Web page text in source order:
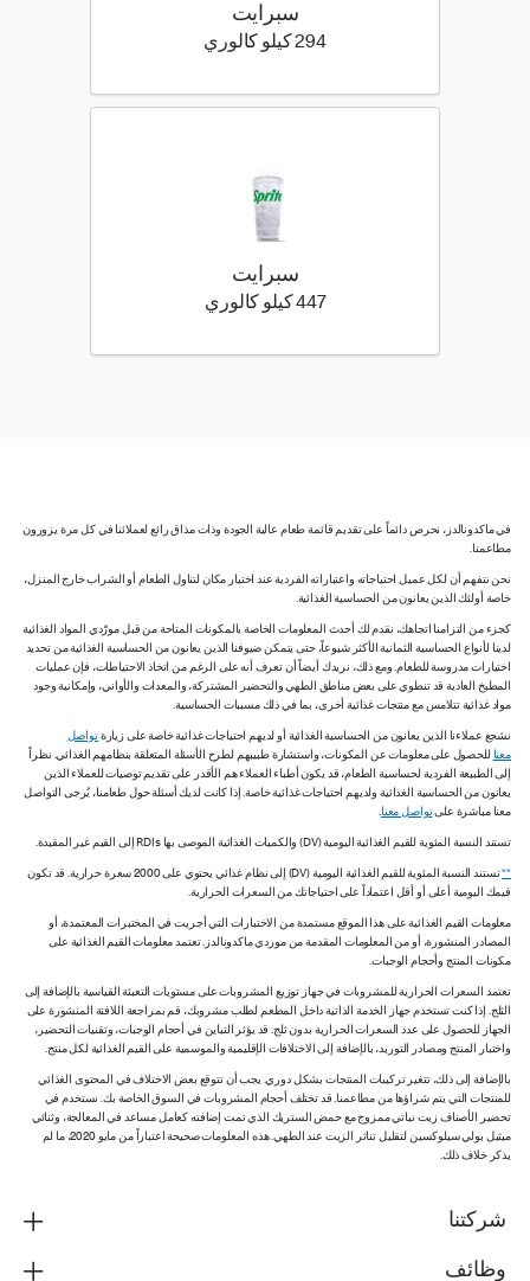
سبرايت
294 كيلو كالوري 294 كيلو سعرة حرارية
سبرايت
447 كيلو كالوري 447 كيلو سعرة حرارية
في ماكدونالدز، نحرص دائماً على تقديم قائمة طعام عالية الجودة وذات مذاق رائع لعملائنا في كل مرة يزورون
مطاعمنا.
نحن نتفهم أن لكل عميل احتياجاته واعتباراته الفردية عند اختيار مكان لتناول الطعام أو الشراب خارج المنزل،
خاصة أولئك الذين يعانون من الحساسية الغذائية.
كجزء من التزامنا اتجاهك، نقدم لك أحدث المعلومات الخاصة بالمكونات المتاحة من قبل مورّدي المواد الغذائية
لدينا لأنواع الحساسية الثمانية الأكثر شيوعاً، حتى يتمكن ضيوفنا الذين يعانون من الحساسية الغذائية من تحديد
اختيارات مدروسة للطعام. ومع ذلك، نريدك أيضاً أن تعرف أنه على الرغم من اتخاذ الاحتياطات، فإن عمليات
المطبخ العادية قد تنطوي على بعض مناطق الطهي والتحضير المشتركة، والمعدات والأواني، وإمكانية وجود
مواد غذائية تتلامس مع منتجات غذائية أخرى، بما في ذلك مسببات الحساسية.
نشجع عملاءنا الذين يعانون من الحساسية الغذائية أو لديهم احتياجات غذائية خاصة على زيارةتواصل
معنا للحصول على معلومات عن المكونات، واستشارة طبيبهم لطرح الأسئلة المتعلقة بنظامهم الغذائي. نظراً
إلى الطبيعة الفردية لحساسية الطعام، قد يكون أطباء العملاء هم الأقدر على تقديم توصيات للعملاء الذين
يعانون من الحساسية الغذائية ولديهم احتياجات غذائية خاصة. إذا كانت لديك أسئلة حول طعامنا، يُرجى التواصل
معنا مباشرة علىتواصل معنا.
تستند النسبة المئوية للقيم الغذائية اليومية (DV) والكميات الغذائية الموصى بها RDIs إلى القيم غير المقيدة.
**
تستند النسبة المئوية للقيم الغذائية اليومية (DV) إلى نظام غذائي يحتوي على 2000 سعرة حرارية. قد تكون
قيمك اليومية أعلى أو أقل اعتماداً على احتياجاتك من السعرات الحرارية.
معلومات القيم الغذائية على هذا الموقع مستمدة من الاختبارات التي أجريت في المختبرات المعتمدة، أو
المصادر المنشورة، أو من المعلومات المقدمة من موردي ماكدونالدز. تعتمد معلومات القيم الغذائية على
مكونات المنتج وأحجام الوجبات.
تعتمد السعرات الحرارية للمشروبات في جهاز توزيع المشروبات على مستويات التعبئة القياسية بالإضافة إلى
الثلج. إذا كنت تستخدم جهاز الخدمة الذاتية داخل المطعم لطلب مشروبك، قم بمراجعة اللافتة المنشورة على
الجهاز للحصول على عدد السعرات الحرارية بدون ثلج. قد يؤثر التباين في أحجام الوجبات، وتقنيات التحضير،
واختبار المنتج ومصادر التوريد، بالإضافة إلى الاختلافات الإقليمية والموسمية على القيم الغذائية لكل منتج.
بالإضافة إلى ذلك، تتغير تركيبات المنتجات بشكل دوري. يجب أن تتوقع بعض الاختلاف في المحتوى الغذائي
للمنتجات التي يتم شراؤها من مطاعمنا. قد تختلف أحجام المشروبات في السوق الخاصة بك. نستخدم في
تحضير الأصناف زيت نباتي ممزوج مع حمض الستريك الذي تمت إضافته كعامل مساعد في المعالجة، وثنائي
ميثيل بولي سيلوكسين لتقليل تناثر الزيت عند الطهي. هذه المعلومات صحيحة اعتباراً من مايو 2020، ما لم
يذكر خلاف ذلك.
شركتنا
وظائف